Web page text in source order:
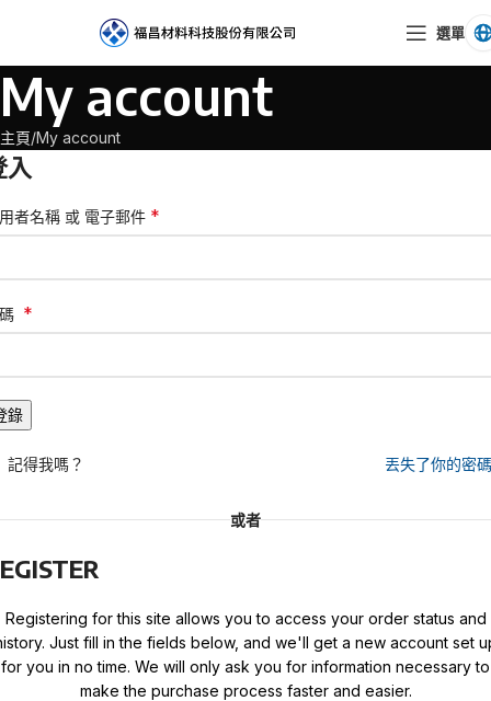
選單
My account
主頁 My account
入
者名稱 或 電子郵件 *
*
錄
丟失了你的密
記得我嗎？
或者
Registering for this site allows you to access your order status and
Just fill in the fields below, and we'll get a new account set
for you in no time. We will only ask you for information necessary to
make the purchase process faster and easier.